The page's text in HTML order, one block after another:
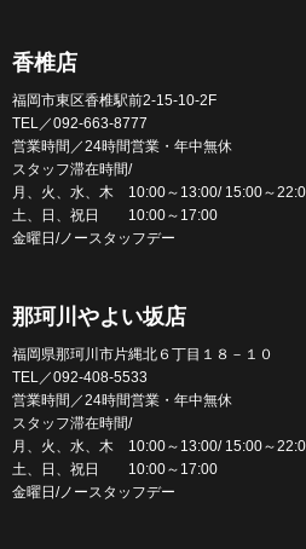
香椎店
福岡市東区香椎駅前2-15-10-2F
TEL／092-663-8777
営業時間／24時間営業・年中無休
スタッフ滞在時間/
月、火、水、木 10:00～13:00/ 15:00～
土、日、祝日 10:00～17:00
金曜日/ノースタッフデー
那珂川やよい坂店
福岡県那珂川市片縄北６丁目１８－１０
TEL／092-408-5533
営業時間／24時間営業・年中無休
スタッフ滞在時間/
月、火、水、木 10:00～13:00/ 15:00～
土、日、祝日 10:00～17:00
金曜日/ノースタッフデー